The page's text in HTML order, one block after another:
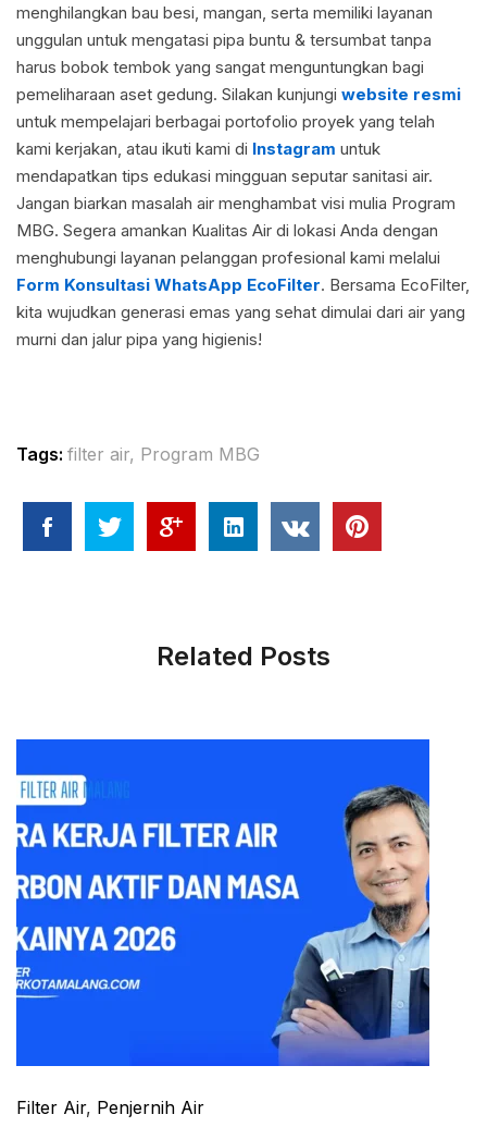
menghilangkan bau besi, mangan, serta memiliki layanan
unggulan untuk mengatasi pipa buntu & tersumbat tanpa
harus bobok tembok yang sangat menguntungkan bagi
pemeliharaan aset gedung. Silakan kunjungi website resmi
untuk mempelajari berbagai portofolio proyek yang telah
kami kerjakan, atau ikuti kami di Instagram untuk
mendapatkan tips edukasi mingguan seputar sanitasi air.
Jangan biarkan masalah air menghambat visi mulia Program
MBG. Segera amankan Kualitas Air di lokasi Anda dengan
menghubungi layanan pelanggan profesional kami melalui
Form Konsultasi WhatsApp EcoFilter. Bersama EcoFilter,
kita wujudkan generasi emas yang sehat dimulai dari air yang
murni dan jalur pipa yang higienis!
Tags: filter air, Program MBG
Related Posts
Filter Air, Penjernih Air